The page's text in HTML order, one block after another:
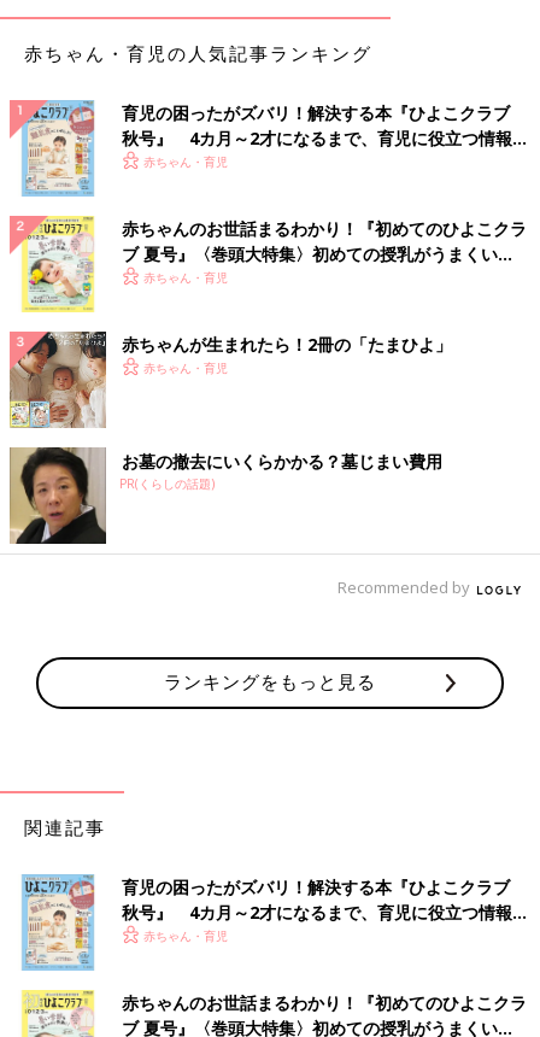
ブロッコリーのおかかあえ （離乳完了期
1才～1才6カ月ごろ）
まみがからんで食べやすい「ブロッコリーのお
かかあえ 」 離乳食の副菜におすすめ。
●監修／太田百合子先生（管理栄養士）
初めてママ＆パパのための365日の離乳食カレンダ
●初めてママ＆パパのための 365日の離乳食カレンダー
Amazonで見る
赤ちゃん・育児の人気記事ランキング
育児の困ったがズバリ！解決する本『ひよこクラブ
秋号』 4カ月～2才になるまで、育児に役立つ情報が
いっぱい！
赤ちゃん・育児
赤ちゃんのお世話まるわかり！『初めてのひよこクラ
ブ 夏号』〈巻頭大特集〉初めての授乳がうまくい
く！ おっぱい・ミルクの基本と夏のトラブル 解決テ
赤ちゃん・育児
赤ちゃんが生まれたら！2冊の「たまひよ」
赤ちゃん・育児
お墓の撤去にいくらかかる？墓じまい費用
PR(くらしの話題)
Recommended by
ランキングをもっと見る
関連記事
育児の困ったがズバリ！解決する本『ひよこクラブ
秋号』 4カ月～2才になるまで、育児に役立つ情報が
いっぱい！
赤ちゃん・育児
赤ちゃんのお世話まるわかり！『初めてのひよこクラ
ブ 夏号』〈巻頭大特集〉初めての授乳がうまくい